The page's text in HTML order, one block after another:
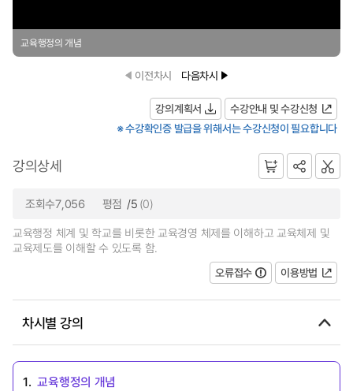
교육행정의 개념
이전차시 다음차시
강의계획서
수강안내 및 수강신청
※ 수강확인증 발급을 위해서는 수강신청이 필요합니다
강의상세
조회수7,056 평점 /5 (0)
교육행정 체계 및 학교를 비롯한 교육경영 체제를 이해하고 교육체제 및
교육제도를 이해할 수 있도록 함.
오류접수
이용방법
차시별 강의
1. 교육행정의 개념